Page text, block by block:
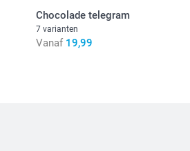
Chocolade telegram
7 varianten
Vanaf 19,99